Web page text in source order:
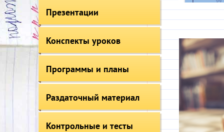
Презентации
Конспекты уроков
Программы и планы
Раздаточный материал
Контрольные и тесты